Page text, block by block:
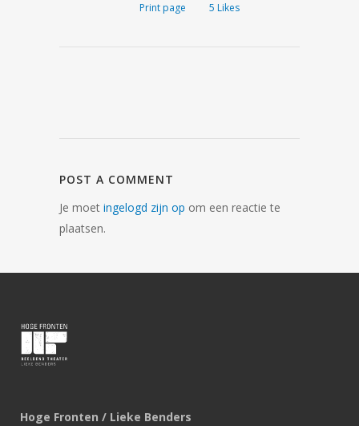
Print page 5 Likes
POST A COMMENT
Je moet ingelogd zijn op om een reactie te
plaatsen.
Hoge Fronten / Lieke Benders